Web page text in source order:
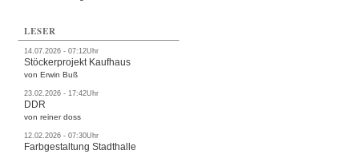
LESER
14.07.2026 - 07:12Uhr
Stöckerprojekt Kaufhaus
von Erwin Buß
23.02.2026 - 17:42Uhr
DDR
von reiner doss
12.02.2026 - 07:30Uhr
Farbgestaltung Stadthalle